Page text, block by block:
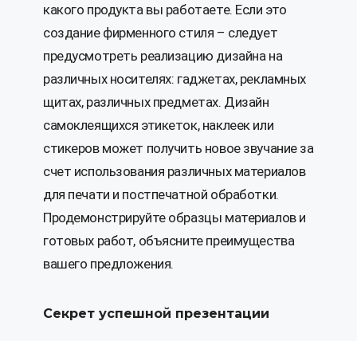
какого продукта вы работаете. Если это
создание фирменного стиля – следует
предусмотреть реализацию дизайна на
различных носителях: гаджетах, рекламных
щитах, различных предметах. Дизайн
самоклеящихся этикеток, наклеек или
стикеров может получить новое звучание за
счет использования различных материалов
для печати и постпечатной обработки.
Продемонстрируйте образцы материалов и
готовых работ, объясните преимущества
вашего предложения.
Секрет успешной презентации